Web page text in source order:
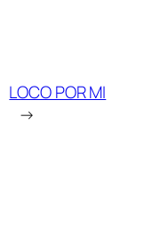
LOCO POR MI
→